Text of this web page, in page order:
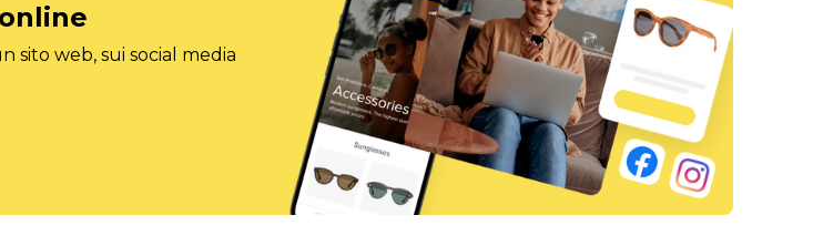
sito web, sui social media